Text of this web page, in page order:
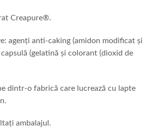
Creapure®.
agenți anti-caking (amidon modificat și
(gelatină și colorant (dioxid de
dintr-o fabrică care lucrează cu lapte
ambalajul.